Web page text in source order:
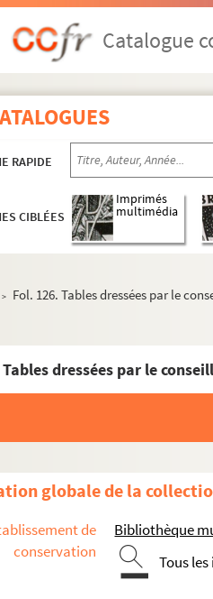
Catalogue
RAPIDE
CIBLÉES
Imprimés
multimédia
> Fol. 126. Tables dressées par le
globale de la
de
conservation
Bibliothèque
Tous